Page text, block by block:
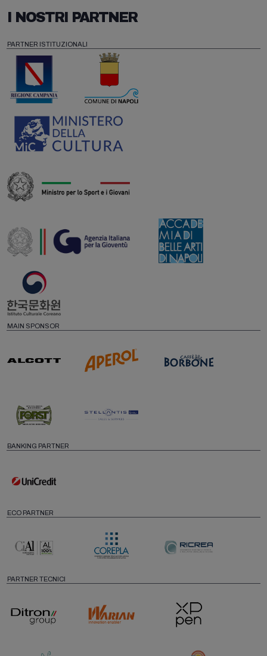
I NOSTRI PARTNER
PARTNER ISTITUZIONALI
MAIN SPONSOR
BANKING PARTNER
ECO PARTNER
PARTNER TECNICI